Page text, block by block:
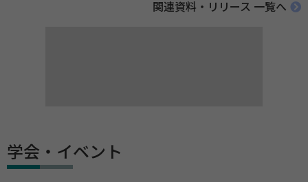
関連資料・リリース 一覧へ
学会・イベント